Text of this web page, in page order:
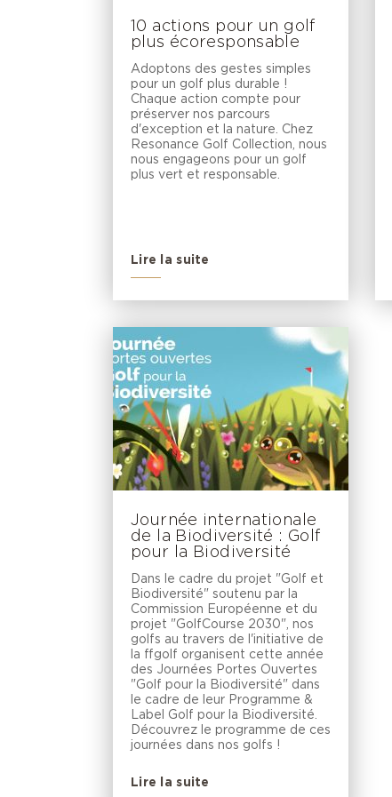
10 actions pour un golf
plus écoresponsable
Adoptons des gestes simples
pour un golf plus durable !
Chaque action compte pour
préserver nos parcours
d'exception et la nature. Chez
Resonance Golf Collection, nous
nous engageons pour un golf
plus vert et responsable.
Lire la suite
Journée internationale
de la Biodiversité : Golf
pour la Biodiversité
Dans le cadre du projet "Golf et
Biodiversité" soutenu par la
Commission Européenne et du
projet "GolfCourse 2030", nos
golfs au travers de l'initiative de
la ffgolf organisent cette année
des Journées Portes Ouvertes
"Golf pour la Biodiversité" dans
le cadre de leur Programme &
Label Golf pour la Biodiversité.
Découvrez le programme de ces
journées dans nos golfs !
Lire la suite